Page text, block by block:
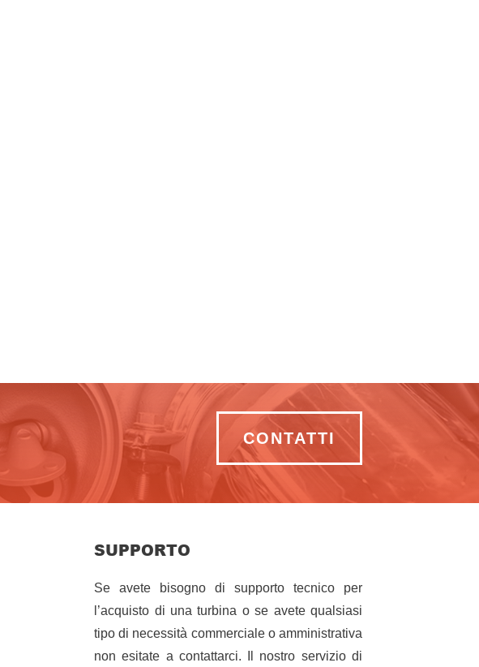
CONTATTI
SUPPORTO
Se avete bisogno di supporto tecnico per
l’acquisto di una turbina o se avete qualsiasi
tipo di necessità commerciale o amministrativa
non esitate a contattarci. Il nostro servizio di